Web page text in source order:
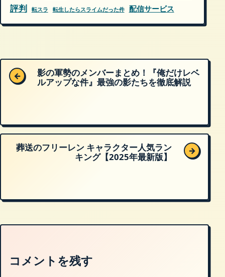
評判 転スラ 転生したらスライムだった件 配信サービス
←
影の軍勢のメンバーまとめ！『俺だけレベ
ルアップな件』最強の影たちを徹底解説
葬送のフリーレン キャラクター人気ラン
キング【2025年最新版】
→
コメントを残す